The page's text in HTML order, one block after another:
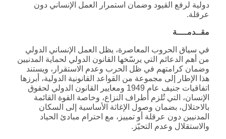
دولية لرفع القيود وضمان استمرار العمل الإنساني دون
عرقلة.
مقــدمــــة
في سياق الحروب المعاصرة، يظل العمل الإنساني الدولي
من أهم الدعائم التي يرسّخها القانون الدولي لحماية المدنيين
وضمان كرامتهم في ظل الحرب وعدم الاستقرار، ويستند
هذا الإطار إلى مجموعة من القواعد القانونية الدولية، أبرزها
اتفاقيات جنيف عام 1949 ومعايير القانون الدولي لحقوق
الإنسان، التي تُلزم أطراف النزاع، وخاصة القوة القائمة
بالاحتلال، بضمان وصول الإغاثة الأساسية إلى السكان
المدنيين دون عرقلة أو تمييز، مع احترام مبادئ الحياد
والاستقلال وعدم التحيّز.